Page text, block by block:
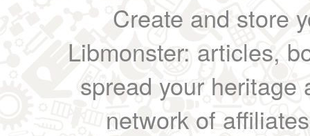
Create and store
Libmonster: articles,
spread your heritage
network of